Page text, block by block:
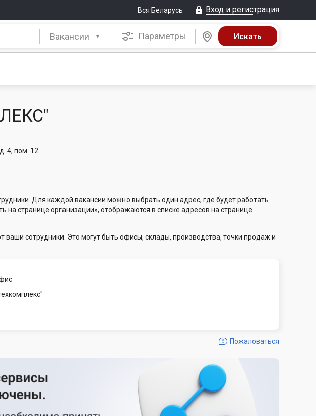
Вся Беларусь Вход и регистрация
Вакансии Параметры
4, пом. 12
Для каждой вакансии можно выбрать один адрес, где будет работать
на странице организации», отображаются в списке адресов на странице
ваши сотрудники. Это могут быть офисы, склады, производства, точки продаж и
Пожаловаться